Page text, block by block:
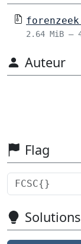
2.64 MiB –
Auteur
Flag
Solutions